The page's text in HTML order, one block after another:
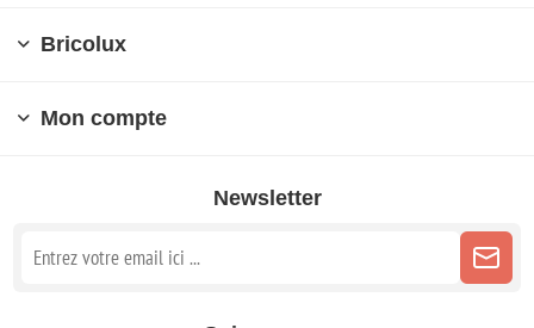
Bricolux
Mon compte
Newsletter